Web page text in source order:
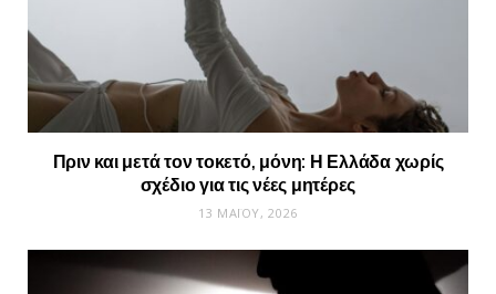
Πριν και μετά τον τοκετό, μόνη: Η Ελλάδα χωρίς
σχέδιο για τις νέες μητέρες
13 ΜΑΪ́ΟΥ, 2026